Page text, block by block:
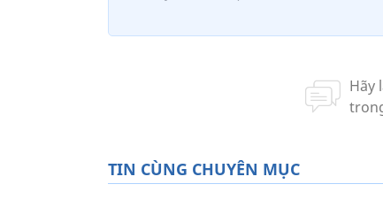
TIN CÙNG CHUYÊN MỤC